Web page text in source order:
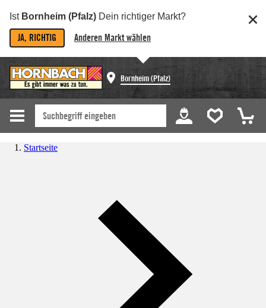
Ist Bornheim (Pfalz) Dein richtiger Markt?
JA, RICHTIG Anderen Markt wählen
Bornheim (Pfalz)
Startseite